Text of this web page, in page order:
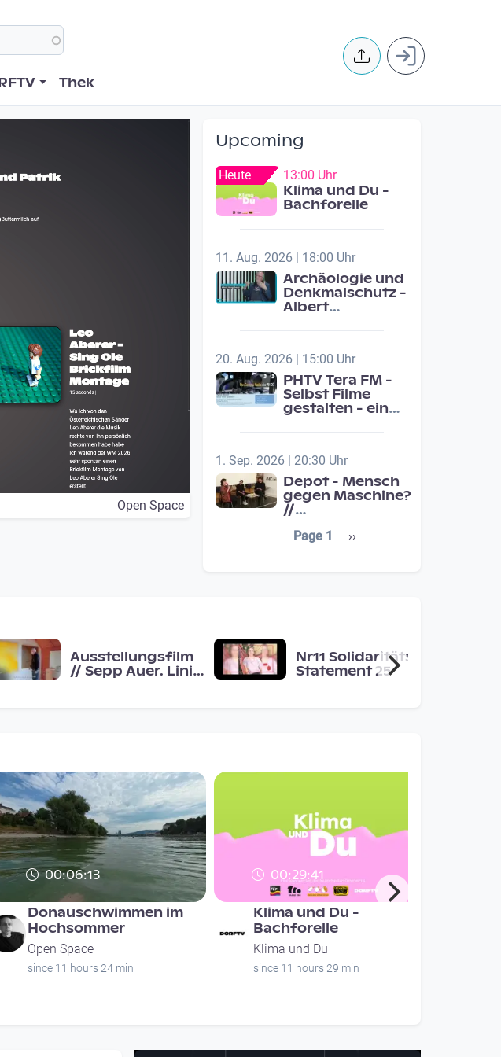
Thek
User
Open Space
Upcoming
Heute 13:00 Uhr
Klima und Du -
Bachforelle
11. Aug. 2026 | 18:00 Uhr
Archäologie und
Denkmalschutz -
Albert
20. Aug. 2026 | 15:00 Uhr
PHTV Tera FM -
Selbst Filme
gestalten - ein
Schulentwicklung
1. Sep. 2026 | 20:30 Uhr
Depot - Mensch
gegen Maschine?
//
Übergänge /
Seitennummerierung
Page 1 Next page
››
Ausstellungsfilm
// Sepp Auer. Linie
Nr11 Solidaritäts-
Statement 25
00:06:13
Donauschwimmen im
Hochsommer
Open Space
since 11 hours 24 min
00:29:41
Klima und Du -
Bachforelle
Klima und Du
since 11 hours 29 min